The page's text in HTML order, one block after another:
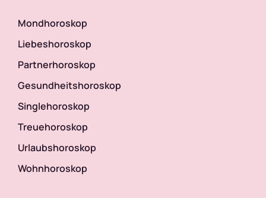
Mondhoroskop
Musikhoroskop
Naturhoroskop
Partnerhoroskop
Mondhoroskop
Liebeshoroskop
Partnerhoroskop
Gesundheitshoroskop
Singlehoroskop
Treuehoroskop
Urlaubshoroskop
Wohnhoroskop